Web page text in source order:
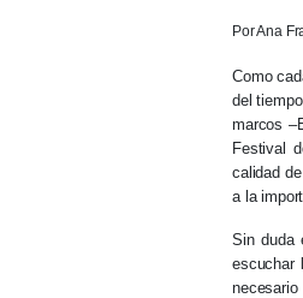
Por Ana
Como
del
marcos
Festival
calidad
a la
Sin duda
escuchar